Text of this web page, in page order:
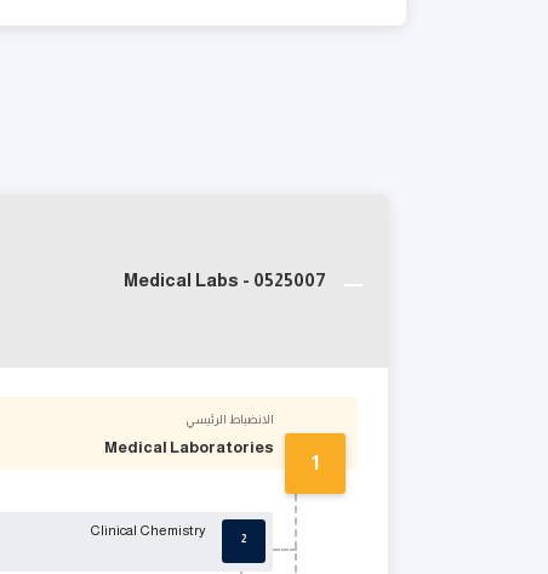
Medical Labs - 0525007
1
الانضباط الرئيسي
Medical Laboratories
2
Clinical Chemistry